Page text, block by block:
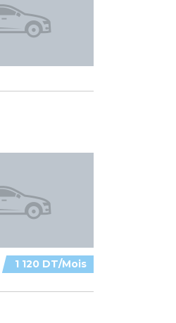
1 120 DT/Mois